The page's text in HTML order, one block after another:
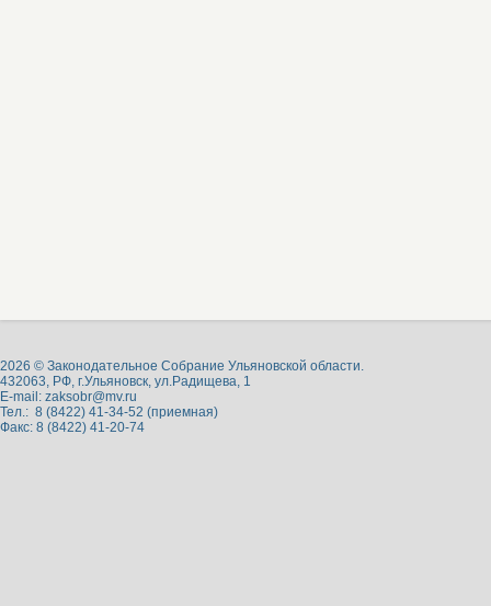
2026 © Законодательное Собрание Ульяновской области.
432063, РФ, г.Ульяновск, ул.Радищева, 1
E-mail: zaksobr@mv.ru
Тел.: 8 (8422) 41-34-52 (приемная)
Факс: 8 (8422) 41-20-74